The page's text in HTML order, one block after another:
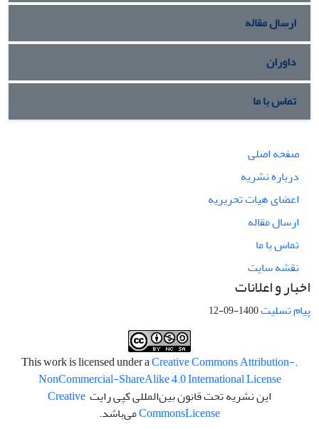
ارسال مقاله
داوران
تماس با ما
صفحه اصلی
درباره نشریه
اعضای هیات تحریریه
ارسال مقاله
تماس با ما
نقشه سایت
اخبار و اعلانات
پیام تسلیت1400-09-12
.This work is licensed under a
Creative Commons Attribution-
NonCommercial-ShareAlike 4.0 International License
این نشریه تحت قانون بین‌المللی کپی رایت Creative
CommonsLicense می‌باشد.